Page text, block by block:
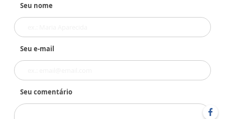
Seu nome
Seu e-mail
Seu comentário